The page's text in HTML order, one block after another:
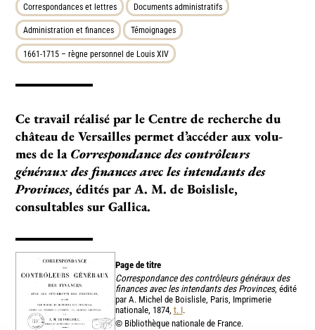
Correspondances et lettres Documents administratifs
Administration et finances Témoignages
1661-1715 – règne personnel de Louis XIV
Ce tra­­­vail réa­­­lisé par le Centre de recher­­­che du
châ­­­teau de Versailles per­­­met d’accé­­­der aux volu­­
mes de la Correspondance des contrôleurs
généraux des finances avec les intendants des
Provinces, édités par A. M. de Boislisle,
consultables sur Gallica.
Page de titre
Correspondance des contrôleurs généraux des
finances avec les intendants des Provinces, édité
par A. Michel de Boislisle, Paris, Imprimerie
nationale, 1874, t. I.
© Bibliothèque nationale de France.